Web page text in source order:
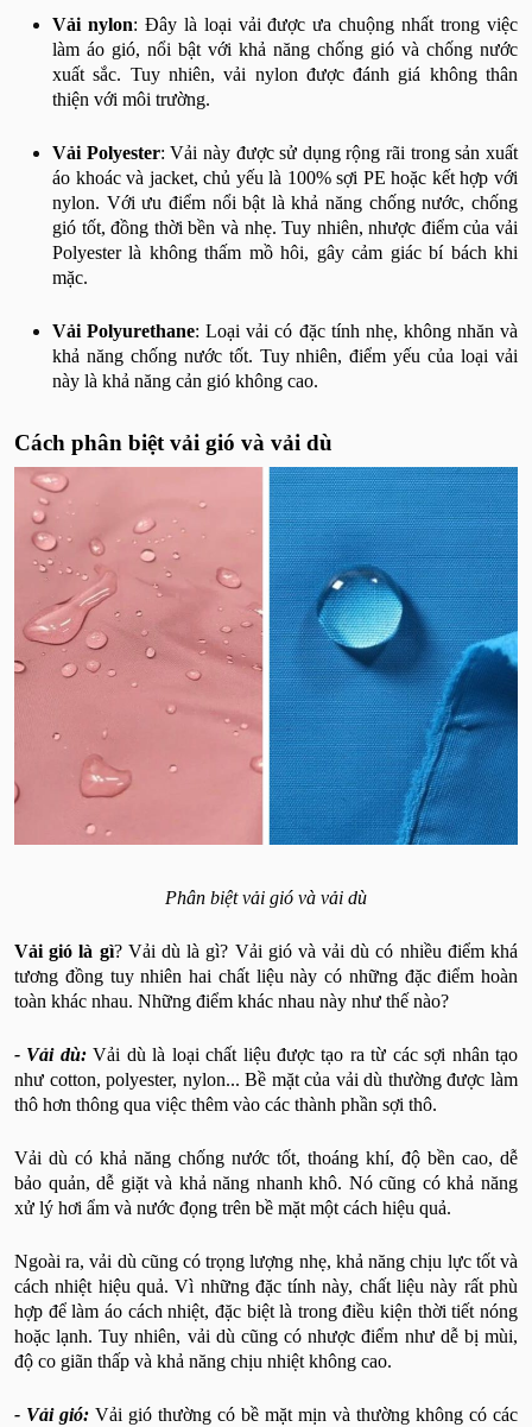
Vải nylon: Đây là loại vải được ưa chuộng nhất trong việc
làm áo gió, nổi bật với khả năng chống gió và chống nước
xuất sắc. Tuy nhiên, vải nylon được đánh giá không thân
thiện với môi trường.
Vải Polyester: Vải này được sử dụng rộng rãi trong sản xuất
áo khoác và jacket, chủ yếu là 100% sợi PE hoặc kết hợp với
nylon. Với ưu điểm nổi bật là khả năng chống nước, chống
gió tốt, đồng thời bền và nhẹ. Tuy nhiên, nhược điểm của vải
Polyester là không thấm mồ hôi, gây cảm giác bí bách khi
mặc.
Vải Polyurethane: Loại vải có đặc tính nhẹ, không nhăn và
khả năng chống nước tốt. Tuy nhiên, điểm yếu của loại vải
này là khả năng cản gió không cao.
Cách phân biệt vải gió và vải dù
Phân biệt vải gió và vải dù
Vải gió là gì? Vải dù là gì? Vải gió và vải dù có nhiều điểm khá
tương đồng tuy nhiên hai chất liệu này có những đặc điểm hoàn
toàn khác nhau. Những điểm khác nhau này như thế nào?
- Vải dù:Vải dù là loại chất liệu được tạo ra từ các sợi nhân tạo
như cotton, polyester, nylon... Bề mặt của vải dù thường được làm
thô hơn thông qua việc thêm vào các thành phần sợi thô.
Vải dù có khả năng chống nước tốt, thoáng khí, độ bền cao, dễ
bảo quản, dễ giặt và khả năng nhanh khô. Nó cũng có khả năng
xử lý hơi ẩm và nước đọng trên bề mặt một cách hiệu quả.
Ngoài ra, vải dù cũng có trọng lượng nhẹ, khả năng chịu lực tốt và
cách nhiệt hiệu quả. Vì những đặc tính này, chất liệu này rất phù
hợp để làm áo cách nhiệt, đặc biệt là trong điều kiện thời tiết nóng
hoặc lạnh. Tuy nhiên, vải dù cũng có nhược điểm như dễ bị mùi,
độ co giãn thấp và khả năng chịu nhiệt không cao.
- Vải gió: Vải gió thường có bề mặt mịn và thường không có các